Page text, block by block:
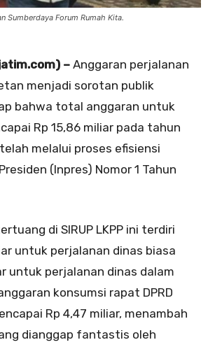
Sumberdaya Forum Rumah Kita.
– Anggaran perjalanan
menjadi sorotan publik
bahwa total anggaran untuk
Rp 15,86 miliar pada tahun
melalui proses efisiensi
(Inpres) Nomor 1 Tahun
di SIRUP LKPP ini terdiri
untuk perjalanan dinas biasa
untuk perjalanan dinas dalam
konsumsi rapat DPRD
Rp 4,47 miliar, menambah
dianggap fantastis oleh